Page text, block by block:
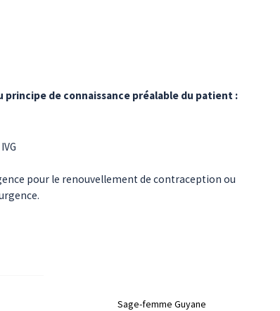
de connaissance préalable du patient :
pour le renouvellement de contraception ou
Sage-femme Guyane